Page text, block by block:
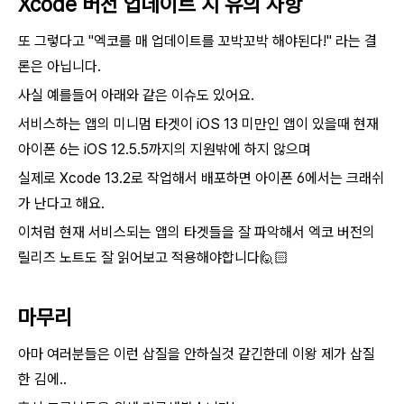
또 그렇다고 "엑코를 매 업데이트를 꼬박꼬박 해야된다!" 라는 결
론은 아닙니다.
사실 예를들어 아래와 같은 이슈도 있어요.
서비스하는 앱의 미니멈 타겟이 iOS 13 미만인 앱이 있을때 현재
아이폰 6는 iOS 12.5.5까지의 지원밖에 하지 않으며
실제로 Xcode 13.2로 작업해서 배포하면 아이폰 6에서는 크래쉬
가 난다고 해요.
이처럼 현재 서비스되는 앱의 타겟들을 잘 파악해서 엑코 버전의
릴리즈 노트도 잘 읽어보고 적용해야합니다🙋🏻
마무리
아마 여러분들은 이런 삽질을 안하실것 같긴한데 이왕 제가 삽질
한 김에..